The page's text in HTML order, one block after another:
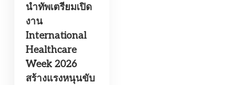
นำทัพเตรียมเปิด
งาน
International
Healthcare
Week 2026
สร้างแรงหนุนขับ